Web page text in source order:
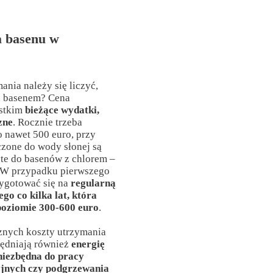
w
należy się liczyć,
Cena
bieżące wydatki,
. Rocznie trzeba
nawet 500 euro, przy
do wody słonej są
do basenów z chlorem –
przypadku pierwszego
się na regularną
co kilka lat, która
300-600 euro.
koszty utrzymania
również energię
do pracy
czy podgrzewania